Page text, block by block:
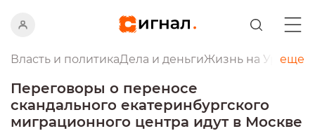
Власть и политикаДела и деньгиЖизнь на Урале
еще
Переговоры о переносе
скандального екатеринбургского
миграционного центра идут в Москве